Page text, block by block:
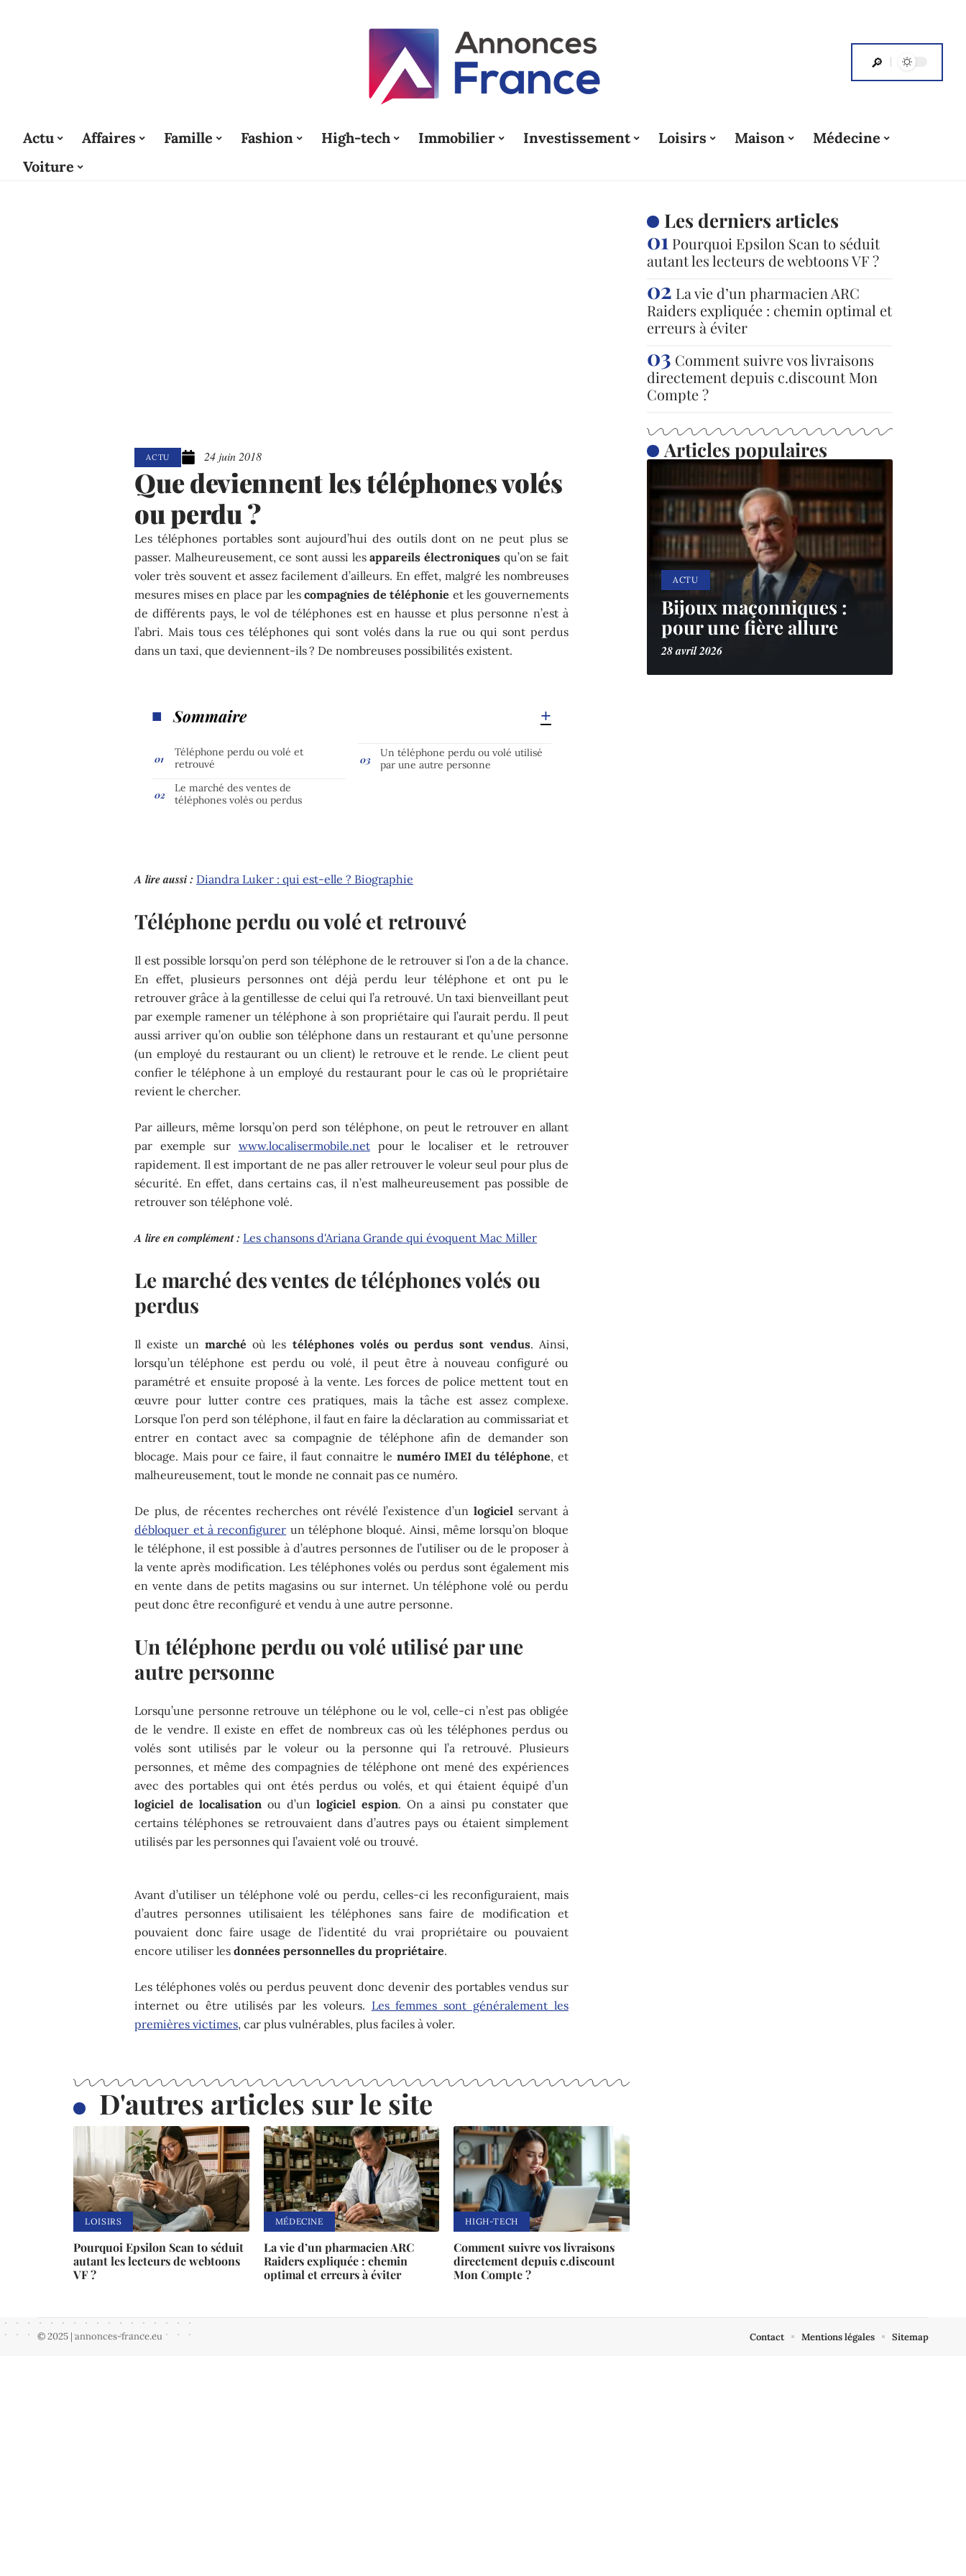
Actu Affaires Famille Fashion High-tech Immobilier Investissement Loisirs Maison
Médecine
Voiture
ACTU 24 juin 2018
Que deviennent les téléphones volés
ou perdu ?
Les téléphones portables sont aujourd’hui des outils dont on ne peut plus se
passer. Malheureusement, ce sont aussi lesappareils électroniquesqu’on se fait
voler très souvent et assez facilement d’ailleurs. En effet, malgré les nombreuses
mesures mises en place par lescompagnies de téléphonie et les gouvernements
de différents pays, le vol de téléphones est en hausse et plus personne n’est à
l’abri. Mais tous ces téléphones qui sont volés dans la rue ou qui sont perdus
dans un taxi, que deviennent-ils ? De nombreuses possibilités existent.
Sommaire
Téléphone perdu ou volé et
retrouvé
Le marché des ventes de
téléphones volés ou perdus
Un téléphone perdu ou volé utilisé
par une autre personne
A lire aussi : Diandra Luker : qui est-elle ? Biographie
Téléphone perdu ou volé et retrouvé
Il est possible lorsqu’on perd son téléphone de le retrouver si l’on a de la chance.
En effet, plusieurs personnes ont déjà perdu leur téléphone et ont pu le
retrouver grâce à la gentillesse de celui qui l’a retrouvé. Un taxi bienveillant peut
par exemple ramener un téléphone à son propriétaire qui l’aurait perdu. Il peut
aussi arriver qu’on oublie son téléphone dans un restaurant et qu’une personne
(un employé du restaurant ou un client) le retrouve et le rende. Le client peut
confier le téléphone à un employé du restaurant pour le cas où le propriétaire
revient le chercher.
Par ailleurs, même lorsqu’on perd son téléphone, on peut le retrouver en allant
par exemple sur www.localisermobile.netpour le localiser et le retrouver
rapidement. Il est important de ne pas aller retrouver le voleur seul pour plus de
sécurité. En effet, dans certains cas, il n’est malheureusement pas possible de
retrouver son téléphone volé.
A lire en complément : Les chansons d'Ariana Grande qui évoquent Mac Miller
Le marché des ventes de téléphones volés ou
perdus
Il existe un marché où les téléphones volés ou perdus sont vendus. Ainsi,
lorsqu’un téléphone est perdu ou volé, il peut être à nouveau configuré ou
paramétré et ensuite proposé à la vente. Les forces de police mettent tout en
œuvre pour lutter contre ces pratiques, mais la tâche est assez complexe.
Lorsque l’on perd son téléphone, il faut en faire la déclaration au commissariat et
entrer en contact avec sa compagnie de téléphone afin de demander son
blocage. Mais pour ce faire, il faut connaitre le numéro IMEI du téléphone, et
malheureusement, tout le monde ne connait pas ce numéro.
De plus, de récentes recherches ont révélé l’existence d’unlogiciel servant à
débloquer et à reconfigurer un téléphone bloqué. Ainsi, même lorsqu’on bloque
le téléphone, il est possible à d’autres personnes de l’utiliser ou de le proposer à
la vente après modification. Les téléphones volés ou perdus sont également mis
en vente dans de petits magasins ou sur internet. Un téléphone volé ou perdu
peut donc être reconfiguré et vendu à une autre personne.
Un téléphone perdu ou volé utilisé par une
autre personne
Lorsqu’une personne retrouve un téléphone ou le vol, celle-ci n’est pas obligée
de le vendre. Il existe en effet de nombreux cas où les téléphones perdus ou
volés sont utilisés par le voleur ou la personne qui l’a retrouvé. Plusieurs
personnes, et même des compagnies de téléphone ont mené des expériences
avec des portables qui ont étés perdus ou volés, et qui étaient équipé d’un
logiciel de localisation ou d’unlogiciel espion. On a ainsi pu constater que
certains téléphones se retrouvaient dans d’autres pays ou étaient simplement
utilisés par les personnes qui l’avaient volé ou trouvé.
Avant d’utiliser un téléphone volé ou perdu, celles-ci les reconfiguraient, mais
d’autres personnes utilisaient les téléphones sans faire de modification et
pouvaient donc faire usage de l’identité du vrai propriétaire ou pouvaient
encore utiliser lesdonnées personnelles du propriétaire.
Les téléphones volés ou perdus peuvent donc devenir des portables vendus sur
internet ou être utilisés par les voleurs. Les femmes sont généralement les
premières victimes, car plus vulnérables, plus faciles à voler.
D'autres articles sur le site
LOISIRS
Pourquoi Epsilon Scan to séduit
autant les lecteurs de webtoons
VF ?
MÉDECINE
La vie d’un pharmacien ARC
Raiders expliquée : chemin
optimal et erreurs à éviter
HIGH-TECH
Comment suivre vos livraisons
directement depuis c.discount
Mon Compte ?
Les derniers articles
Pourquoi Epsilon Scan to séduit
autant les lecteurs de webtoons VF ?
La vie d’un pharmacien ARC
Raiders expliquée : chemin optimal et
erreurs à éviter
Comment suivre vos livraisons
directement depuis c.discount Mon
Compte ?
Articles populaires
ACTU
Bijoux maçonniques :
pour une fière allure
28 avril 2026
© 2025 | annonces-france.eu Contact Mentions légales Sitemap